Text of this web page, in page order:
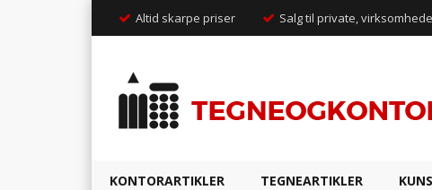
Altid skarpe priser Salg til private,
KONTORARTIKLER TEGNEARTIKLER